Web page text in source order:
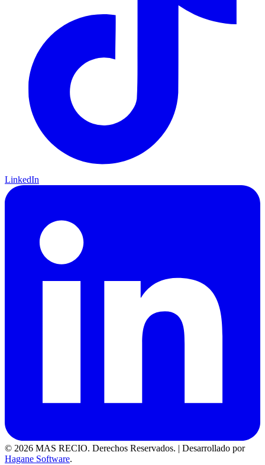
LinkedIn
© 2026 MAS RECIO. Derechos Reservados. | Desarrollado por
Hagane Software.